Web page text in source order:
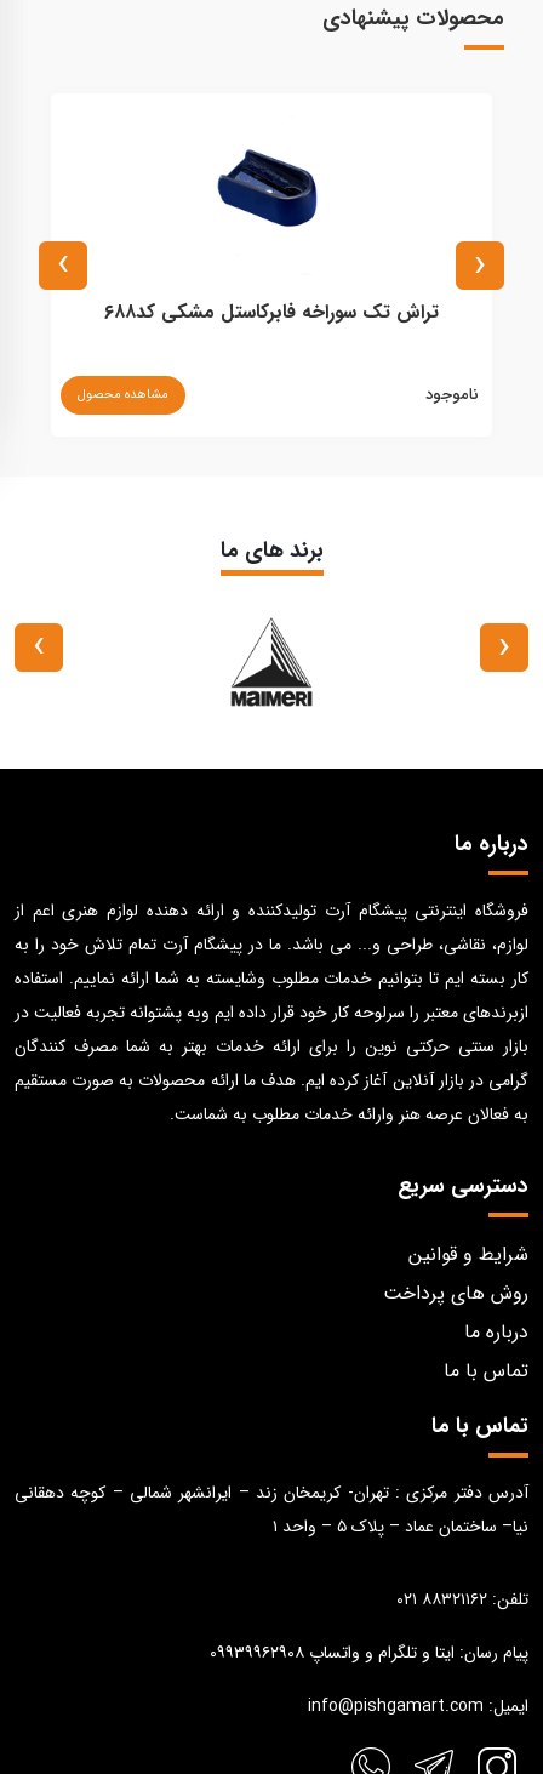
محصولات پیشنهادی
تراش تک سوراخه فابرکاستل مشکی کد۶۸۸
ناموجود مشاهده محصول
‹
›
برند های ما
‹
›
درباره ما
فروشگاه اینترنتی پیشگام آرت تولیدکننده و ارائه دهنده لوازم هنری اعم از
لوازم، نقاشی، طراحی و... می باشد. ما در پیشگام آرت تمام تلاش خود را به
کار بسته ایم تا بتوانیم خدمات مطلوب وشایسته به شما ارائه نماییم. استفاده
ازبرندهای معتبر را سرلوحه کار خود قرار داده ایم وبه پشتوانه تجربه فعالیت در
بازار سنتی حرکتی نوین را برای ارائه خدمات بهتر به شما مصرف کنندگان
گرامی در بازار آنلاین آغاز کرده ایم. هدف ما ارائه محصولات به صورت مستقیم
به فعالان عرصه هنر وارائه خدمات مطلوب به شماست.
دسترسی سریع
شرایط و قوانین
روش های پرداخت
درباره ما
تماس با ما
تماس با ما
آدرس دفتر مرکزی : تهران- کریمخان زند – ایرانشهر شمالی – کوچه دهقانی
نیا– ساختمان عماد – پلاک ۵ – واحد ۱
تلفن: ۸۸۳۲۱۱۶۲ ۰۲۱
پیام رسان: ایتا و تلگرام و واتساپ ۰۹۹۳۹۹۶۲۹۰۸
ایمیل: info@pishgamart.com